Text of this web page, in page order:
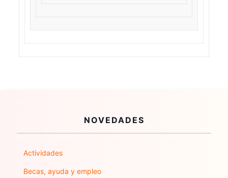
NOVEDADES
Actividades
Becas, ayuda y empleo